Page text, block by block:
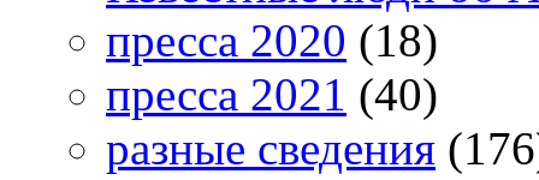
пресса 2020 (18)
пресса 2021 (40)
разные сведения